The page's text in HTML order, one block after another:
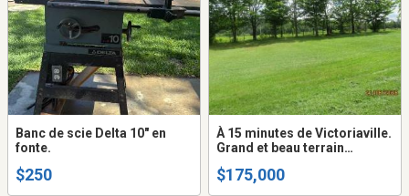
Banc de scie Delta 10" en
fonte.
$250
À 15 minutes de Victoriaville.
Grand et beau terrain
profondeur 400
$175,000